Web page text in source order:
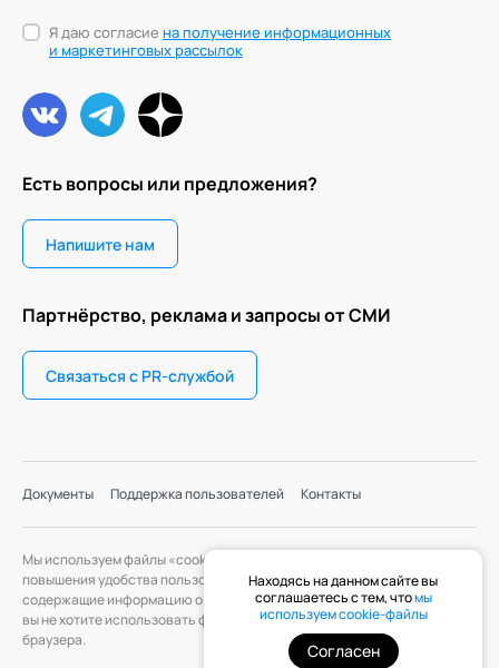
Есть вопросы или предложения?
Напишите нам
Партнёрство, реклама и запросы от СМИ
Связаться с PR-службой
Я даю согласие на получение информационных
и маркетинговых рассылок
Документы Поддержка пользователей Контакты
Мы используем файлы «cookie» с целью персонализации сервисов и
повышения удобства пользования веб-сайтом. «Cookie» — файлы,
содержащие информацию о предыдущих посещениях веб-сайта. Если
вы не хотите использовать файлы «cookie», измените настройки
браузера.
Находясь на данном сайте вы
соглашаетесь с тем, чтомы
используем cookie-файлы
Согласен